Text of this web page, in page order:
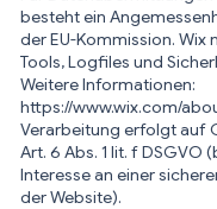
besteht ein
der EU-Kommission. Wix
Tools, Logfiles und
Weitere Informationen:
https://www.wix.com/
Verarbeitung erfolgt auf
Art. 6 Abs. 1 lit. f DSGVO
Interesse an einer
der Website).